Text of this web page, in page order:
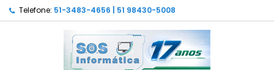
Telefone: 51-3483-4656 | 51 98430-5008